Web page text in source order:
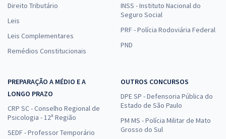
Direito Tributário
Leis
Leis Complementares
Remédios Constitucionais
INSS - Instituto Nacional do
Seguro Social
PRF - Polícia Rodoviária Federal
PND
PREPARAÇÃO A MÉDIO E A
LONGO PRAZO
CRP SC - Conselho Regional de
Psicologia - 12ª Região
SEDF - Professor Temporário
OUTROS CONCURSOS
DPE SP - Defensoria Pública do
Estado de São Paulo
PM MS - Polícia Militar de Mato
Grosso do Sul